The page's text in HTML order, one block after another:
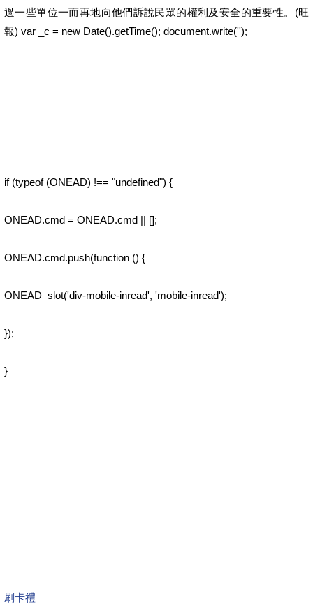
過一些單位一而再地向他們訴說民眾的權利及安全的重要性。(旺
報) var _c = new Date().getTime(); document.write('');
if (typeof (ONEAD) !== "undefined") {
ONEAD.cmd = ONEAD.cmd || [];
ONEAD.cmd.push(function () {
ONEAD_slot('div-mobile-inread', 'mobile-inread');
});
}
刷卡禮